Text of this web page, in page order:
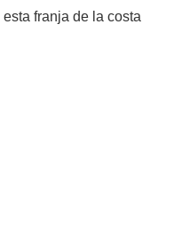
franja de la costa